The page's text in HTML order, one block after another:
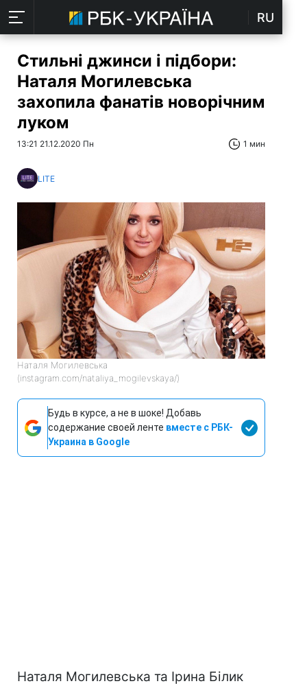
RU
Стильні джинси і підбори:
Наталя Могилевська
захопила фанатів новорічним
луком
13:21 21.12.2020 Пн 1 мин
LITE
Наталя Могилевська
(instagram.com/nataliya_mogilevskaya/)
Будь в курсе, а не в шоке! Добавь
содержание своей ленте вместе с РБК-
Украина в Google
Наталя Могилевська та Ірина Білик